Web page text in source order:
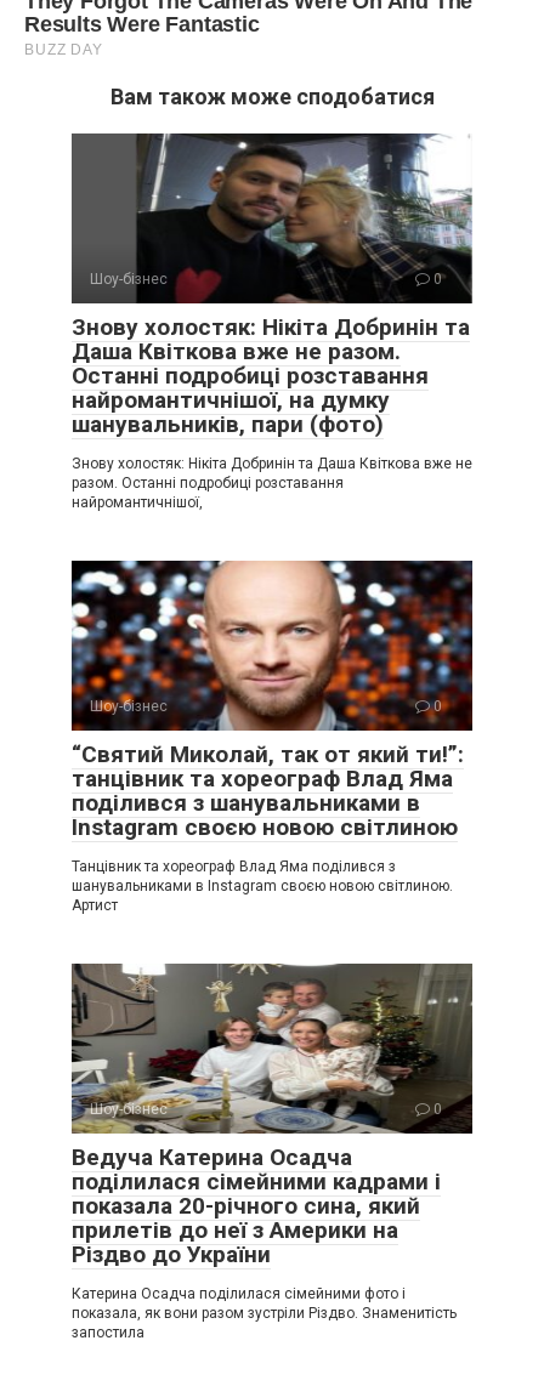
Вам також може сподобатися
Шоу-бізнес 0
Знову холостяк: Нікіта Добринін та
Даша Квіткова вже не разом.
Останні подробиці розставання
найромантичнішої, на думку
шанувальників, пари (фото)
Знову холостяк: Нікіта Добринін та Даша Квіткова вже не
разом. Останні подробиці розставання
найромантичнішої,
Шоу-бізнес 0
“Святий Миколай, так от який ти!”:
танцівник та хореограф Влад Яма
поділився з шанувальниками в
Instagram своєю новою світлиною
Танцівник та хореограф Влад Яма поділився з
шанувальниками в Instagram своєю новою світлиною.
Артист
Шоу-бізнес 0
Ведуча Катерина Осадча
поділилася сімейними кадрами і
показала 20-річного сина, який
прилетів до неї з Америки на
Різдво до України
Катерина Осадча поділилася сімейними фото і
показала, як вони разом зустріли Різдво. Знаменитість
запостила